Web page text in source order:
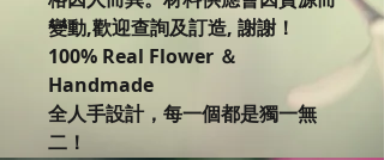
變動,歡迎查詢及訂造, 謝謝！
100% Real Flower ＆
Handmade
全人手設計，每一個都是獨一無
二！